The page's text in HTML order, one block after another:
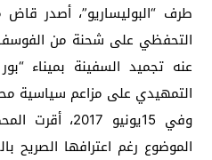
طرف “البوليساريو”، أصدر
التحفظي على شحنة من
عنه تجميد السفينة بميناء “بور
التمهيدي على مزاعم سياسية
وفي 15يونيو
الموضوع رغم اعترافها الصريح